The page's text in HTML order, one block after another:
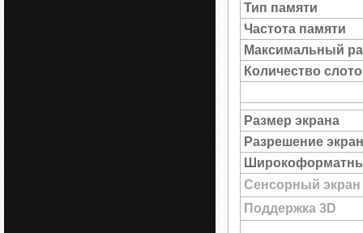
Тип памяти
Частота памяти
Максимальный
Количество
Размер экрана
Разрешение
Сенсорный экран
Поддержка 3D